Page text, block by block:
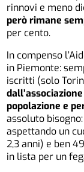
rinnovi e meno
però rimane
per cento.
In compenso
in Piemonte:
iscritti (solo
popolazione e
assoluto
aspettando un
2,3 anni) e ben
in lista per un